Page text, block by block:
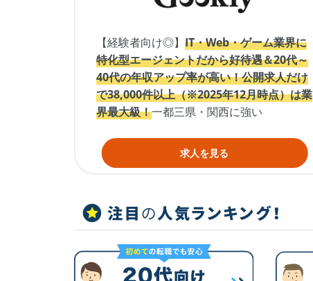
【経験者向け◎】 IT・Web・ゲーム業界に
特化型エージェントだから好待遇＆20代～
40代の年収アップ率が高い！公開求人だけ
で38,000件以上（※2025年12月時点）は業
界最大級！一都三県・関西に強い
求人を見る